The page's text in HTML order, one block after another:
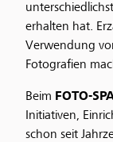
erhalten hat.
Verwendung
Fotografien
Beim FOTO-
Initiativen,
schon seit